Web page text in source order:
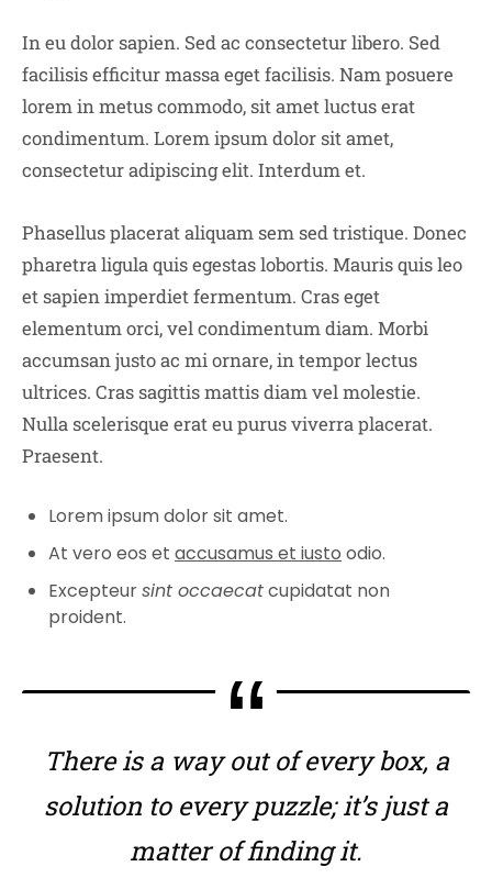
In eu dolor sapien. Sed ac consectetur libero. Sed
facilisis efficitur massa eget facilisis. Nam posuere
lorem in metus commodo, sit amet luctus erat
condimentum. Lorem ipsum dolor sit amet,
consectetur adipiscing elit. Interdum et.
Phasellus placerat aliquam sem sed tristique. Donec
pharetra ligula quis egestas lobortis. Mauris quis leo
et sapien imperdiet fermentum. Cras eget
elementum orci, vel condimentum diam. Morbi
accumsan justo ac mi ornare, in tempor lectus
ultrices. Cras sagittis mattis diam vel molestie.
Nulla scelerisque erat eu purus viverra placerat.
Praesent.
Lorem ipsum dolor sit amet.
At vero eos et accusamus et iusto odio.
Excepteursint occaecatcupidatat non
proident.
There is a way out of every box, a
solution to every puzzle; it’s just a
matter of finding it.